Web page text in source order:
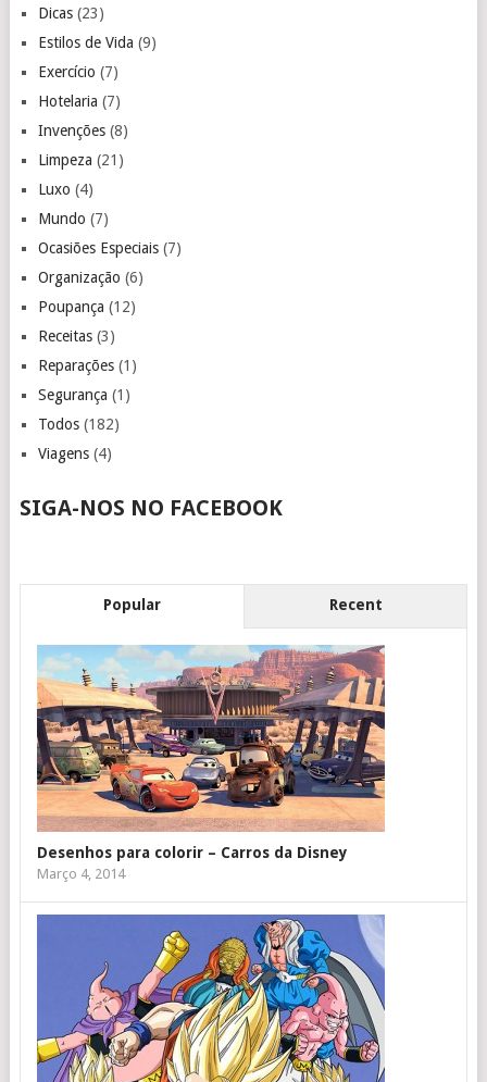
Dicas(23)
Estilos de Vida (9)
Exercício (7)
Hotelaria (7)
Invenções(8)
Limpeza (21)
Luxo (4)
Mundo (7)
Ocasiões Especiais(7)
Organização (6)
Poupança (12)
Receitas(3)
Reparações(1)
Segurança (1)
Todos(182)
Viagens(4)
SIGA-NOS NO FACEBOOK
Popular Recent
Desenhos para colorir – Carros da Disney
Março 4, 2014